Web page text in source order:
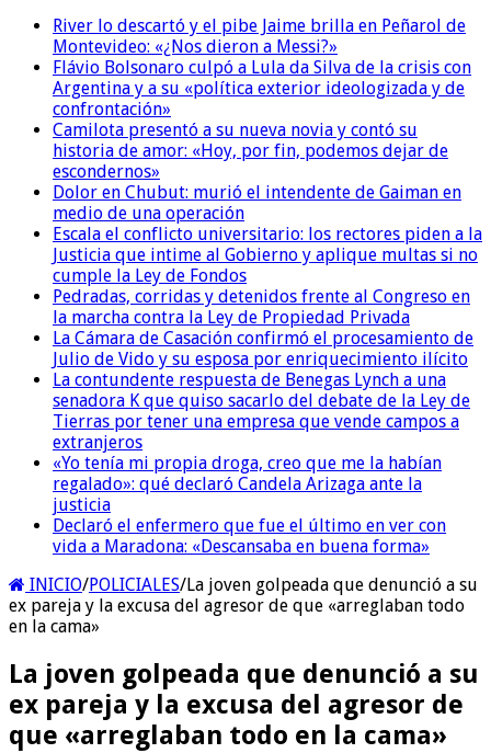
River lo descartó y el pibe Jaime brilla en Peñarol de
Montevideo: «¿Nos dieron a Messi?»
Flávio Bolsonaro culpó a Lula da Silva de la crisis con
Argentina y a su «política exterior ideologizada y de
confrontación»
Camilota presentó a su nueva novia y contó su
historia de amor: «Hoy, por fin, podemos dejar de
escondernos»
Dolor en Chubut: murió el intendente de Gaiman en
medio de una operación
Escala el conflicto universitario: los rectores piden a la
Justicia que intime al Gobierno y aplique multas si no
cumple la Ley de Fondos
Pedradas, corridas y detenidos frente al Congreso en
la marcha contra la Ley de Propiedad Privada
La Cámara de Casación confirmó el procesamiento de
Julio de Vido y su esposa por enriquecimiento ilícito
La contundente respuesta de Benegas Lynch a una
senadora K que quiso sacarlo del debate de la Ley de
Tierras por tener una empresa que vende campos a
extranjeros
«Yo tenía mi propia droga, creo que me la habían
regalado»: qué declaró Candela Arizaga ante la
justicia
Declaró el enfermero que fue el último en ver con
vida a Maradona: «Descansaba en buena forma»
INICIO/POLICIALES/La joven golpeada que denunció a su
ex pareja y la excusa del agresor de que «arreglaban todo
en la cama»
La joven golpeada que denunció a su
ex pareja y la excusa del agresor de
que «arreglaban todo en la cama»